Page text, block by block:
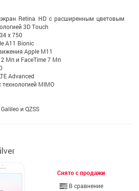
Retina HD c расширенным цветовым
3D Touch
x 750
A11 Bionic
Apple М11
Мп и FaceTime 7 Мп
Advanced
MIMO
и QZSS
Снято с продажи
В сравнение